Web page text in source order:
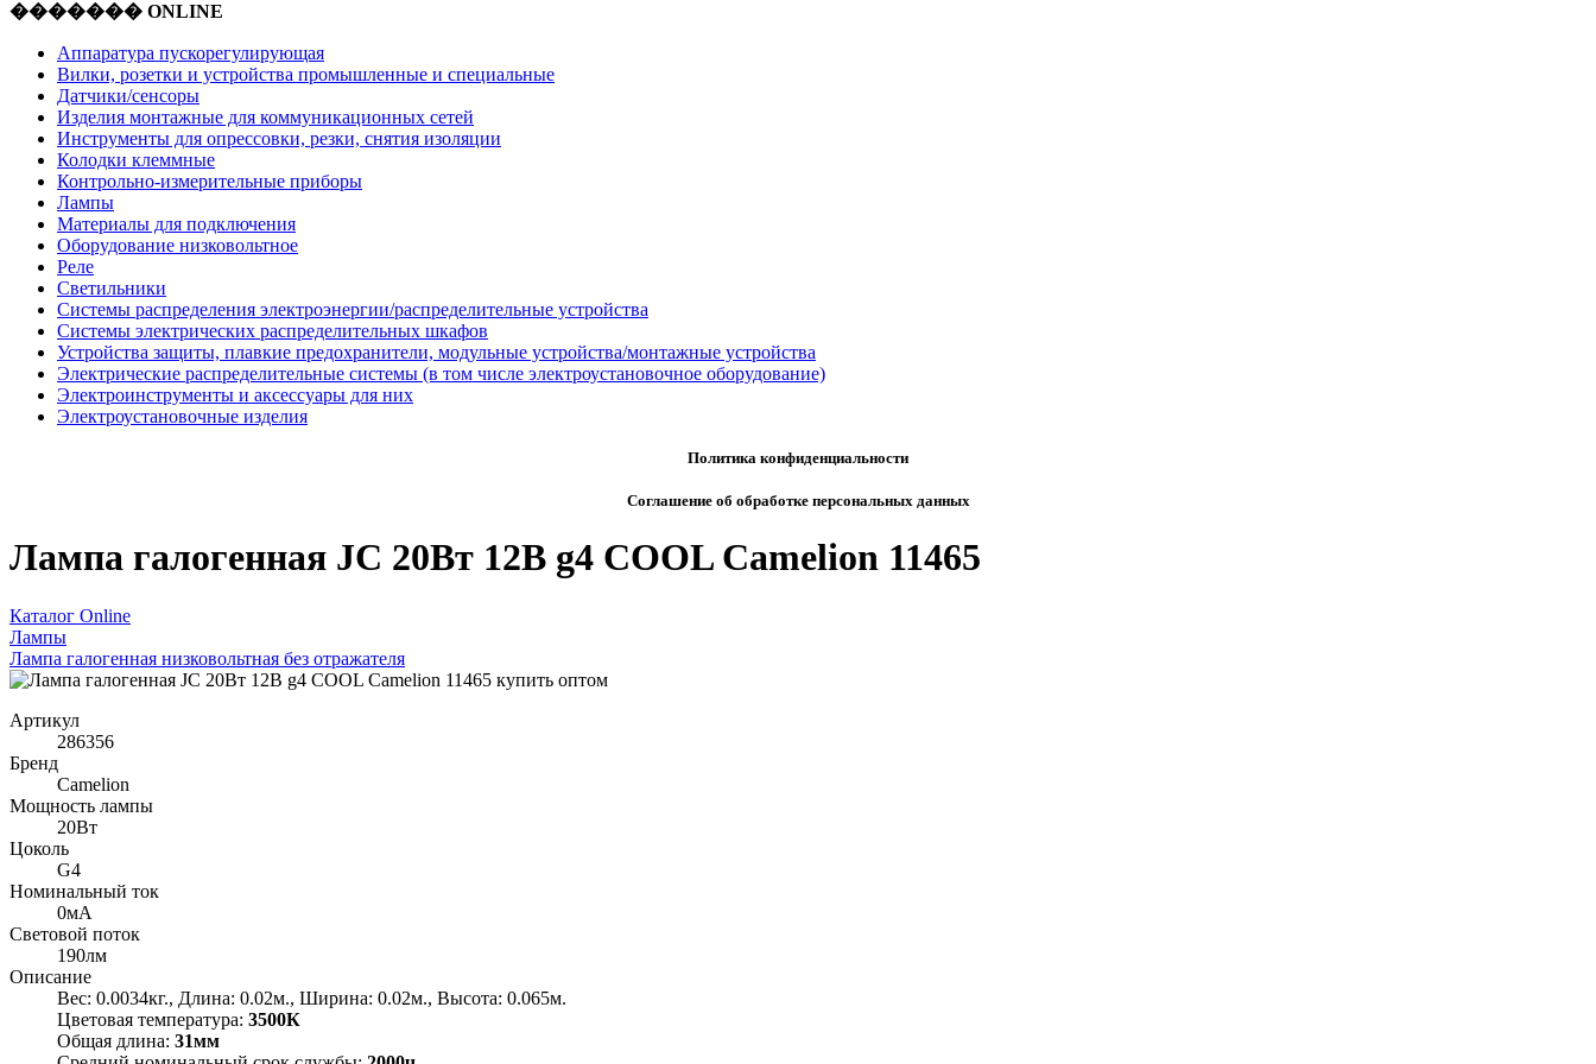
������� ONLINE
Аппаратура пускорегулирующая
Вилки, розетки и устройства промышленные и специальные
Датчики/сенсоры
Изделия монтажные для коммуникационных сетей
Инструменты для опрессовки, резки, снятия изоляции
Колодки клеммные
Контрольно-измерительные приборы
Лампы
Материалы для подключения
Оборудование низковольтное
Реле
Светильники
Системы распределения электроэнергии/распределительные устройства
Системы электрических распределительных шкафов
Устройства защиты, плавкие предохранители, модульные устройства/монтажные устройства
Электрические распределительные системы (в том числе электроустановочное оборудование)
Электроинструменты и аксессуары для них
Электроустановочные изделия
Политика конфиденциальности
Соглашение об обработке персональных данных
Лампа галогенная JC 20Вт 12В g4 COOL Camelion 11465
Каталог Online
Лампы
Лампа галогенная низковольтная без отражателя
Артикул
286356
Бренд
Camelion
Мощность лампы
20Вт
Цоколь
G4
Номинальный ток
0мА
Световой поток
190лм
Описание
Вес: 0.0034кг., Длина: 0.02м., Ширина: 0.02м., Высота: 0.065м.
Цветовая температура: 3500К
Общая длина: 31мм